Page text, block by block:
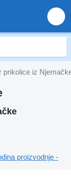
prikolice iz
proizvodnje -